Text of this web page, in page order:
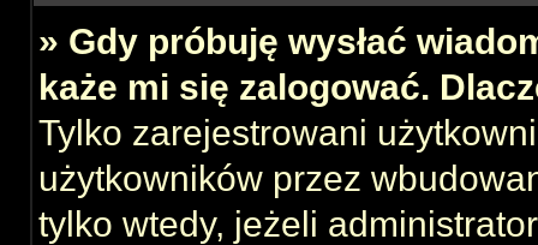
» Gdy próbuję wysłać
każe mi się zalogować.
Tylko zarejestrowani
użytkowników przez
tylko wtedy, jeżeli